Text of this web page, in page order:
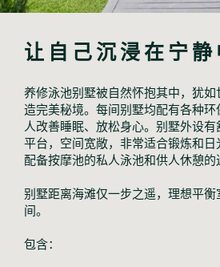
让自己沉浸在宁静
养修泳池别墅被自然怀抱其中，犹
造完美秘境。每间别墅均配有各种
人改善睡眠、放松身心。别墅外设
平台，空间宽敞，非常适合锻炼和
配备按摩池的私人泳池和供人休憩的
别墅距离海滩仅一步之遥，理想平
间。
包含：